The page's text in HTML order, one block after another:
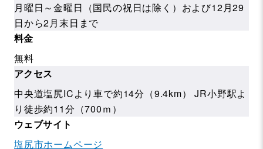
月曜日～金曜日（国民の祝日は除く）および12月29
日から2月末日まで
料金
無料
アクセス
中央道塩尻ICより車で約14分（9.4km） JR小野駅よ
り徒歩約11分（700ｍ）
ウェブサイト
塩尻市ホームページ